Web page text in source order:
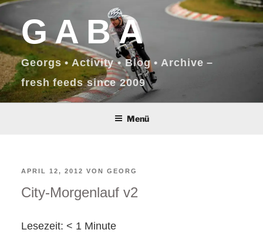
Zum
Inhalt
springenGABA
Georgs • Activity • Blog • Archive –
fresh feeds since 2009
Menü
VERÖFFENTLICHT
AM
APRIL 12, 2012 VON GEORG
City-Morgenlauf v2
Lesezeit: < 1 Minute